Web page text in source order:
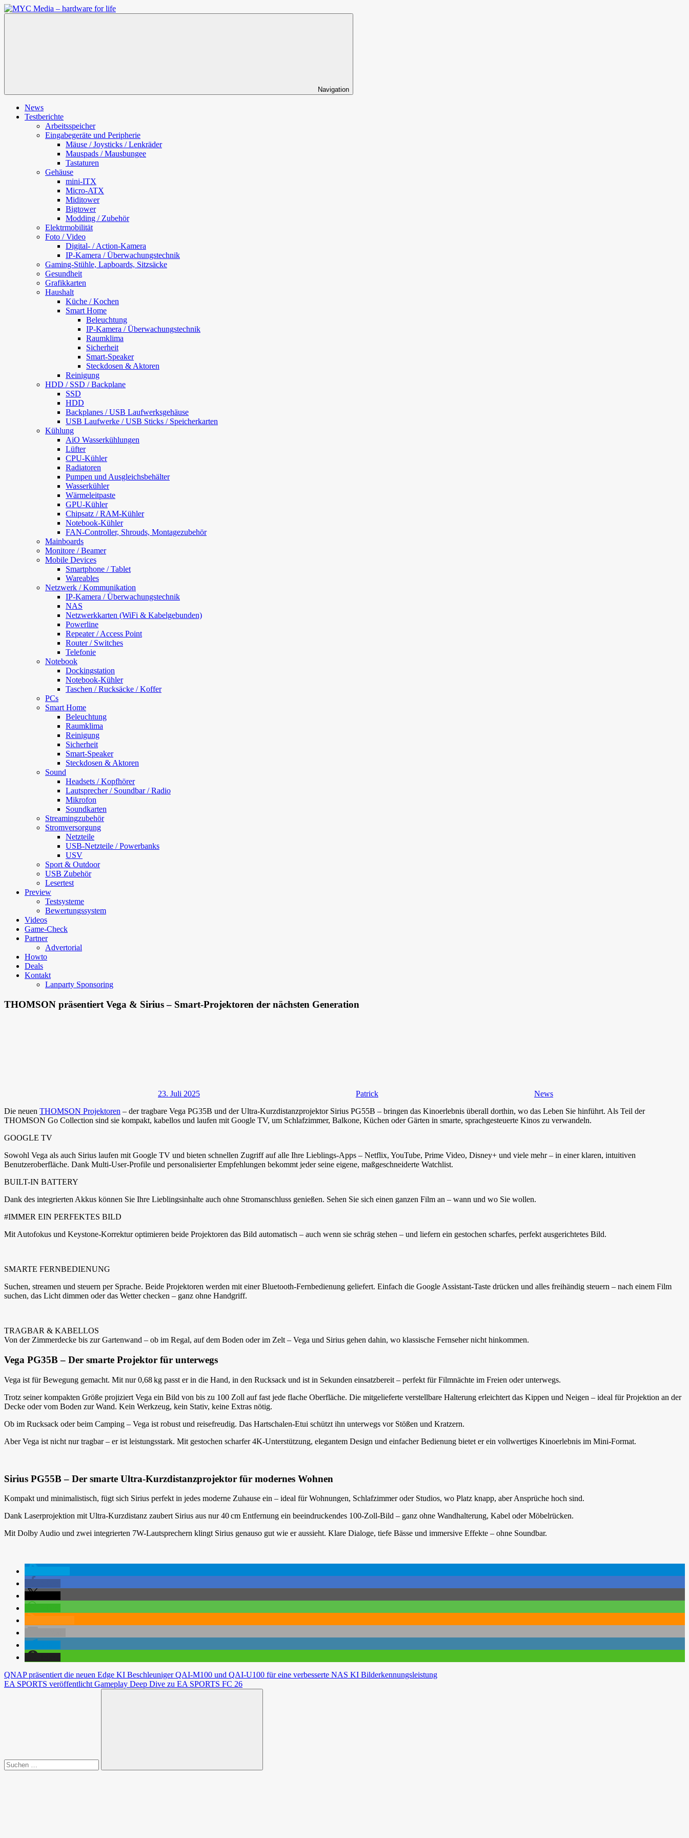
Zum
Inhalt
Navigation
News
Testberichte
Arbeitsspeicher
Eingabegeräte und Peripherie
Mäuse / Joysticks / Lenkräder
Mauspads / Mausbungee
Tastaturen
Gehäuse
mini-ITX
Micro-ATX
Miditower
Bigtower
Modding / Zubehör
Elektrmobilität
Foto / Video
Digital- / Action-Kamera
IP-Kamera / Überwachungstechnik
Gaming-Stühle, Lapboards, Sitzsäcke
Gesundheit
Grafikkarten
Haushalt
Küche / Kochen
Smart Home
Beleuchtung
IP-Kamera / Überwachungstechnik
Raumklima
Sicherheit
Smart-Speaker
Steckdosen & Aktoren
Reinigung
HDD / SSD / Backplane
SSD
HDD
Backplanes / USB Laufwerksgehäuse
USB Laufwerke / USB Sticks / Speicherkarten
Kühlung
AiO Wasserkühlungen
Lüfter
CPU-Kühler
Radiatoren
Pumpen und Ausgleichsbehälter
Wasserkühler
Wärmeleitpaste
GPU-Kühler
Chipsatz / RAM-Kühler
Notebook-Kühler
FAN-Controller, Shrouds, Montagezubehör
Mainboards
Monitore / Beamer
Mobile Devices
Smartphone / Tablet
Wareables
Netzwerk / Kommunikation
IP-Kamera / Überwachungstechnik
NAS
Netzwerkkarten (WiFi & Kabelgebunden)
Powerline
Repeater / Access Point
Router / Switches
Telefonie
Notebook
Dockingstation
Notebook-Kühler
Taschen / Rucksäcke / Koffer
PCs
Smart Home
Beleuchtung
Raumklima
Reinigung
Sicherheit
Smart-Speaker
Steckdosen & Aktoren
Sound
Headsets / Kopfhörer
Lautsprecher / Soundbar / Radio
Mikrofon
Soundkarten
Streamingzubehör
Stromversorgung
Netzteile
USB-Netzteile / Powerbanks
USV
Sport & Outdoor
USB Zubehör
Lesertest
Preview
Testsysteme
Bewertungssystem
Videos
Game-Check
Partner
Advertorial
Howto
Deals
Kontakt
Lanparty Sponsoring
THOMSON präsentiert Vega & Sirius – Smart-Projektoren der nächsten Generation
23. Juli 2025 Patrick
News
Die neuen THOMSON Projektoren – der tragbare Vega PG35B und der Ultra-Kurzdistanzprojektor Sirius PG55B – bringen das Kinoerlebnis überall dorthin, wo das Leben Sie hinführt. Als Teil der
THOMSON Go Collection sind sie kompakt, kabellos und laufen mit Google TV, um Schlafzimmer, Balkone, Küchen oder Gärten in smarte, sprachgesteuerte Kinos zu verwandeln.
GOOGLE TV
Sowohl Vega als auch Sirius laufen mit Google TV und bieten schnellen Zugriff auf alle Ihre Lieblings-Apps – Netflix, YouTube, Prime Video, Disney+ und viele mehr – in einer klaren, intuitiven
Benutzeroberfläche. Dank Multi-User-Profile und personalisierter Empfehlungen bekommt jeder seine eigene, maßgeschneiderte Watchlist.
BUILT-IN BATTERY
Dank des integrierten Akkus können Sie Ihre Lieblingsinhalte auch ohne Stromanschluss genießen. Sehen Sie sich einen ganzen Film an – wann und wo Sie wollen.
#IMMER EIN PERFEKTES BILD
Mit Autofokus und Keystone-Korrektur optimieren beide Projektoren das Bild automatisch – auch wenn sie schräg stehen – und liefern ein gestochen scharfes, perfekt ausgerichtetes Bild.
SMARTE FERNBEDIENUNG
Suchen, streamen und steuern per Sprache. Beide Projektoren werden mit einer Bluetooth-Fernbedienung geliefert. Einfach die Google Assistant-Taste drücken und alles freihändig steuern – nach einem Film
suchen, das Licht dimmen oder das Wetter checken – ganz ohne Handgriff.
TRAGBAR & KABELLOS
Von der Zimmerdecke bis zur Gartenwand – ob im Regal, auf dem Boden oder im Zelt – Vega und Sirius gehen dahin, wo klassische Fernseher nicht hinkommen.
Vega PG35B – Der smarte Projektor für unterwegs
Vega ist für Bewegung gemacht. Mit nur 0,68 kg passt er in die Hand, in den Rucksack und ist in Sekunden einsatzbereit – perfekt für Filmnächte im Freien oder unterwegs.
Trotz seiner kompakten Größe projiziert Vega ein Bild von bis zu 100 Zoll auf fast jede flache Oberfläche. Die mitgelieferte verstellbare Halterung erleichtert das Kippen und Neigen – ideal für Projektion an der
Decke oder vom Boden zur Wand. Kein Werkzeug, kein Stativ, keine Extras nötig.
Ob im Rucksack oder beim Camping – Vega ist robust und reisefreudig. Das Hartschalen-Etui schützt ihn unterwegs vor Stößen und Kratzern.
Aber Vega ist nicht nur tragbar – er ist leistungsstark. Mit gestochen scharfer 4K-Unterstützung, elegantem Design und einfacher Bedienung bietet er ein vollwertiges Kinoerlebnis im Mini-Format.
Sirius PG55B – Der smarte Ultra-Kurzdistanzprojektor für modernes Wohnen
Kompakt und minimalistisch, fügt sich Sirius perfekt in jedes moderne Zuhause ein – ideal für Wohnungen, Schlafzimmer oder Studios, wo Platz knapp, aber Ansprüche hoch sind.
Dank Laserprojektion mit Ultra-Kurzdistanz zaubert Sirius aus nur 40 cm Entfernung ein beeindruckendes 100-Zoll-Bild – ganz ohne Wandhalterung, Kabel oder Möbelrücken.
Mit Dolby Audio und zwei integrierten 7W-Lautsprechern klingt Sirius genauso gut wie er aussieht. Klare Dialoge, tiefe Bässe und immersive Effekte – ohne Soundbar.
Beitragsnavigation
Vorheriger
Beitrag:
QNAP präsentiert die neuen Edge KI Beschleuniger QAI-M100 und QAI-U100 für eine verbesserte NAS KI Bilderkennungsleistung
Nächster
EA SPORTS veröffentlicht Gameplay Deep Dive zu EA SPORTS FC 26
Suchen